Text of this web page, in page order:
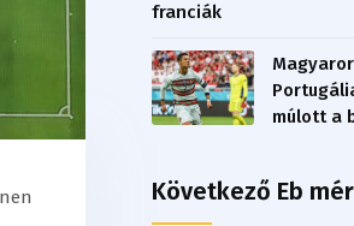
franciák
múlott a
Következő Eb